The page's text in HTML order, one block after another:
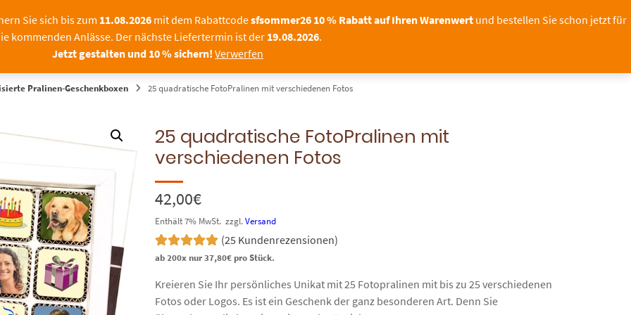
Sie sich bis zum 11.08.2026 mit dem Rabattcodesfsommer26 10 % Rabatt auf Ihren Warenwert und bestellen Sie schon jetzt für
kommenden Anlässe. Der nächste Liefertermin ist der 19.08.2026.
Jetzt gestalten und 10 % sichern!Verwerfen
Sichern Sie sich bis zum 11.08.2026
FOTOPRALINEN SCHOKOLADE MIT FOTO
Pralinen-Geschenkboxen 25 quadratische FotoPralinen mit verschiedenen Fotos
25 quadratische FotoPralinen mit
verschiedenen Fotos
42,00€
Enthält 7% MwSt. zzgl.Versand
Bewertet mit
basierend
auf
25
Kundenbewertungen
(25 Kundenrezensionen)
ab 200x nur37,80€pro Stück.
Kreieren Sie Ihr persönliches Unikat mit 25 Fotopralinen mit bis zu 25 verschiedenen
Fotos oder Logos. Es ist ein Geschenk der ganz besonderen Art. Denn Sie